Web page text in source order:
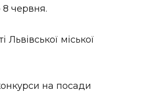
червня.
міської
на посади